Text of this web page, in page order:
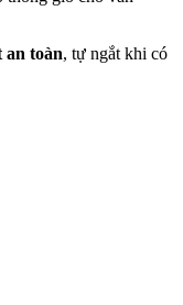
an toàn, tự ngắt khi có